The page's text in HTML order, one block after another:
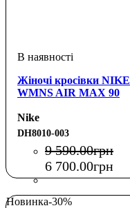
Жіночі кросівки NIKE
WMNS AIR MAX 90
Nike
DH8010-003
9 590.00грн
6 700.00грн
Новинка-30%